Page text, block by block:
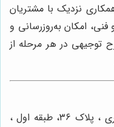
نزدیک با مشتریان
امکان به‌روزرسانی و
توجیهی در هر مرحله از
تهران ، میدان تجریش ، خیابان جعفری ، پلاک ۳۶، طبقه اول ،